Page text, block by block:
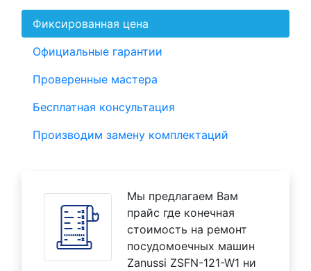
Фиксированная цена
Официальные гарантии
Проверенные мастера
Бесплатная консультация
Производим замену комплектаций
Мы предлагаем Вам
прайс где конечная
стоимость на ремонт
посудомоечных машин
Zanussi ZSFN-121-W1 ни